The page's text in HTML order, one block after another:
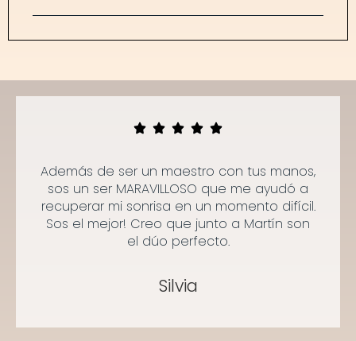
Además de ser un maestro con tus manos,
sos un ser MARAVILLOSO que me ayudó a
recuperar mi sonrisa en un momento difícil.
Sos el mejor! Creo que junto a Martín son
el dúo perfecto.
Silvia